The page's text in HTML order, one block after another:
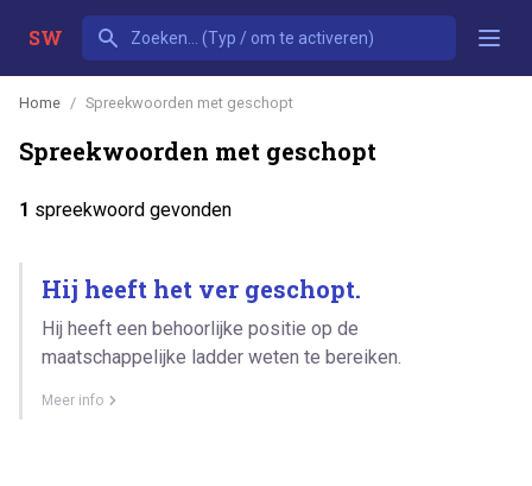
SW
Home Spreekwoorden met geschopt
Spreekwoorden met geschopt
1 spreekwoord gevonden
Hij heeft het ver geschopt.
Hij heeft een behoorlijke positie op de
maatschappelijke ladder weten te bereiken.
Meer info